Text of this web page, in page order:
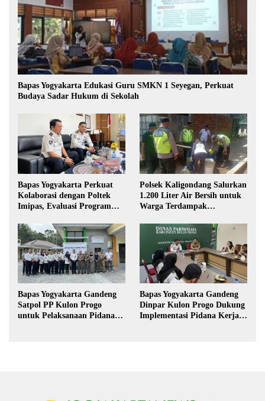
Bapas Yogyakarta Edukasi Guru SMKN 1 Seyegan, Perkuat
Budaya Sadar Hukum di Sekolah
Bapas Yogyakarta Perkuat
Kolaborasi dengan Poltek
Imipas, Evaluasi Program
Polsek Kaligondang Salurkan
1.200 Liter Air Bersih untuk
Warga Terdampak
Bapas Yogyakarta Gandeng
Satpol PP Kulon Progo
untuk Pelaksanaan Pidana
Bapas Yogyakarta Gandeng
Dinpar Kulon Progo Dukung
Implementasi Pidana Kerja